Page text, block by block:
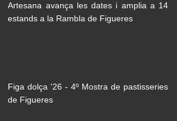
Artesana avança les dates i amplia a 14
estands a la Rambla de Figueres
Figa dolça '26 - 4º Mostra de pastisseries
de Figueres